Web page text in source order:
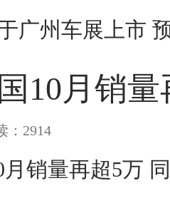
10月销
：2914